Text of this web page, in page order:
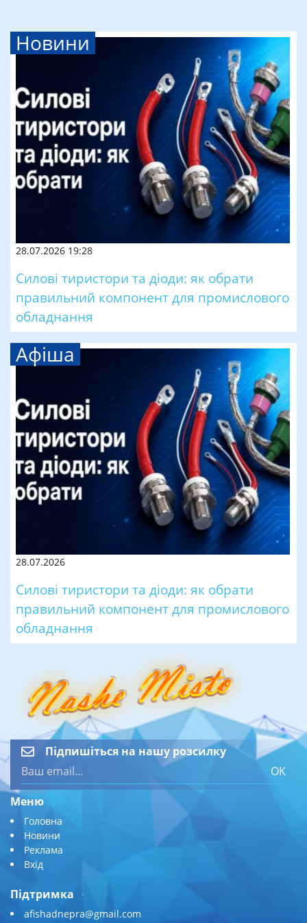
Новини
28.07.2026 19:28
Силові тиристори та діоди: як обрати
правильний компонент для промислового
обладнання
Афіша
28.07.2026
Силові тиристори та діоди: як обрати
правильний компонент для промислового
обладнання
Підпишіться на нашу розсилку
OK
Меню
Головна
Новини
Реклама
Вхід
Підтримка
afishadnepra@gmail.com